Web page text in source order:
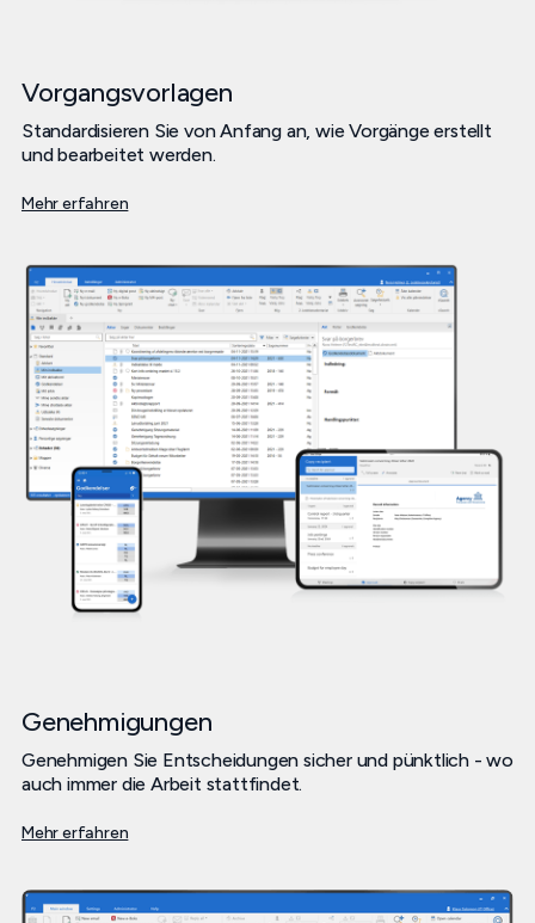
Vorgangsvorlagen
Standardisieren Sie von Anfang an, wie Vorgänge erstellt
und bearbeitet werden.
Mehr erfahren
Genehmigungen
Genehmigen Sie Entscheidungen sicher und pünktlich - wo
auch immer die Arbeit stattfindet.
Mehr erfahren